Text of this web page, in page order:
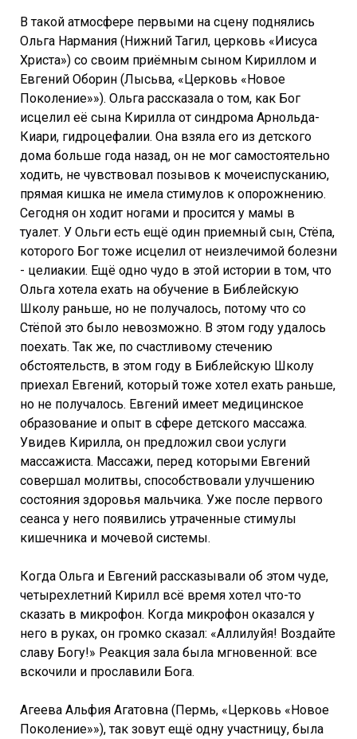
В такой атмосфере первыми на сцену поднялись
Ольга Нармания (Нижний Тагил, церковь «Иисуса
Христа») со своим приёмным сыном Кириллом и
Евгений Оборин (Лысьва, «Церковь «Новое
Поколение»»). Ольга рассказала о том, как Бог
исцелил её сына Кирилла от синдрома Арнольда-
Киари, гидроцефалии. Она взяла его из детского
дома больше года назад, он не мог самостоятельно
ходить, не чувствовал позывов к мочеиспусканию,
прямая кишка не имела стимулов к опорожнению.
Сегодня он ходит ногами и просится у мамы в
туалет. У Ольги есть ещё один приемный сын, Стёпа,
которого Бог тоже исцелил от неизлечимой болезни
- целиакии. Ещё одно чудо в этой истории в том, что
Ольга хотела ехать на обучение в Библейскую
Школу раньше, но не получалось, потому что со
Стёпой это было невозможно. В этом году удалось
поехать. Так же, по счастливому стечению
обстоятельств, в этом году в Библейскую Школу
приехал Евгений, который тоже хотел ехать раньше,
но не получалось. Евгений имеет медицинское
образование и опыт в сфере детского массажа.
Увидев Кирилла, он предложил свои услуги
массажиста. Массажи, перед которыми Евгений
совершал молитвы, способствовали улучшению
состояния здоровья мальчика. Уже после первого
сеанса у него появились утраченные стимулы
кишечника и мочевой системы.
Когда Ольга и Евгений рассказывали об этом чуде,
четырехлетний Кирилл всё время хотел что-то
сказать в микрофон. Когда микрофон оказался у
него в руках, он громко сказал: «Аллилуйя! Воздайте
славу Богу!» Реакция зала была мгновенной: все
вскочили и прославили Бога.
Агеева Альфия Агатовна (Пермь, «Церковь «Новое
Поколение»»), так зовут ещё одну участницу, была